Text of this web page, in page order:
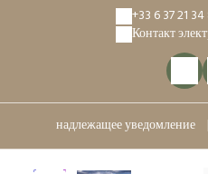
+33 6 37 21
Контакт
надлежащее уведомление